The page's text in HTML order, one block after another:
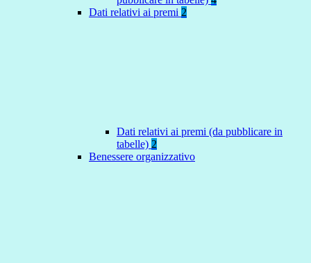
Dati relativi ai premi 2
Dati relativi ai premi (da pubblicare in
tabelle) 2
Benessere organizzativo